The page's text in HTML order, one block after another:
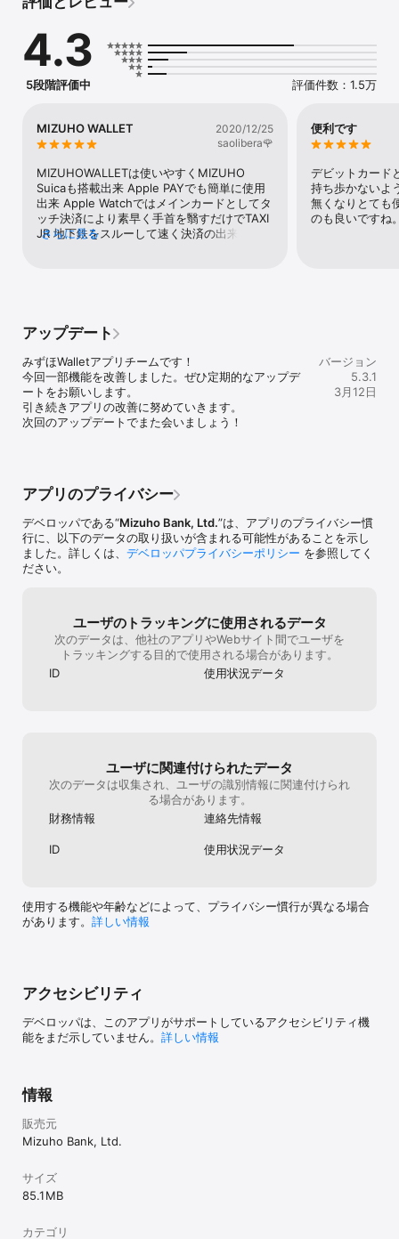
①自分に合った好きな支払方法が選べる
Smart Debit）、クレジット（みずほ楽天カード・楽天カード、みず
ほマイレージクラブカード／THE POINT）、J-Coin Payといった、
さまざまな支払方法がご利用いただけます。
また、Mizuho Suica、デビット（Smart Debit）なら、みずほ銀行
の口座があれば、すぐにご利用いたけます。
②口座の残高を確認しながら使える
チャージやお支払履歴を始め、口座の残高が確認できます。
■ご利用いただける方
【Mizuho Suica】
日本国内在住で満13歳以上、みずほ銀行に普通預金口座をお持ちの
個人のお客さま
【クレジット（みずほ楽天カード・楽天カード、みずほマイレージ
クラブカード／THE POINT）】
日本国内在住で満18歳以上（高校生を除く）、みずほ銀行に普通預
金口座をお持ちの個人のお客さま
【J-Coin Pay】
日本国内在住で個人のお客さま
す。
なお、Mizuho Suica、Smart Debitの発行は、別途みずほダイレク
トの契約が必要です。
【Mizuho Suica】
みずほWalletアプリをダウンロード後、口座情報を登録し、アプリ
内にバーチャルのMizuho Suicaを発行。発行したMizuho Suicaに
※Mizuho Suicaの発行会社は東日本旅客鉄道㈱です。
※チャージ（入金）限度額：20,000円
【デビット（みずほJCBデビット、Smart Debit）】
Touch IDで認証後、iPhoneやApple Watchをかざすだけで口座直結
のデビット払いができます。
【クレジット（みずほ楽天カード・楽天カード、みずほマイレージ
クラブカード／THE POINT】
ド・楽天カードまたはみずほマイレージクラブカード／THE POINT
Touch IDで認証後、iPhoneやApple Watchをかざすだけでお支払い
ができます。
全国のJ-Coinマークのあるお店でQRコードでお支払いができます。
■ご利用可能時間
【Mizuho Suica】
・平日…24時間
・土曜日…0時00分～22時00分
※土曜日22時00分～翌日曜日8時00分、および毎月第1、第4土曜日3
時00分～5時00分は利用できません。
お支払ご利用可能時間帯（日本時間）：24時間365日
4.3
5段階評価中 評価件数：1.5万
MIZUHO WALLET
2020/12/25
saolibera🌹
MIZUHOWALLETは使いやすくMIZUHO
Suicaも搭載出来 Apple PAYでも簡単に使用
出来 Apple Watchではメインカードとしてタ
ッチ決済により素早く手首を翳すだけでTAXI
JR 地下鉄をスルーして速く決済の出来る最も
利便性に富んだ私の1番のキャッスレスアプリ
です 何よりMIZUHO Debitを使えばキャッシ
ュバック頂けるのも嬉しい♡ Saori
さらに見る
便利です
デビットカード
持ち歩かないよ
無くなりとても
のも良いですね
アップデート
みずほWalletアプリチームです！
今回一部機能を改善しました。ぜひ定期的なアップデ
ートをお願いします。
引き続きアプリの改善に努めていきます。
次回のアップデートでまた会いましょう！
バージョン
5.3.1
3月12日
アプリのプライバシー
デベロッパである“Mizuho Bank, Ltd.”は、アプリのプライバシー慣
行に、以下のデータの取り扱いが含まれる可能性があることを示し
ました。詳しくは、 デベロッパプライバシーポリシー を参照してく
ださい。
ユーザのトラッキングに使用されるデータ
次のデータは、他社のアプリやWebサイト間でユーザを
トラッキングする目的で使用される場合があります。
ID
使用状況データ
ユーザに関連付けられたデータ
次のデータは収集され、ユーザの識別情報に関連付けられ
る場合があります。
財務情報
連絡先情報
ID 使用状況データ
使用する機能や年齢などによって、プライバシー慣行が異なる場合
があります。 詳しい情報
アクセシビリティ
デベロッパは、このアプリがサポートしているアクセシビリティ機
能をまだ示していません。 詳しい情報
情報
販売元
Mizuho Bank, Ltd.
サイズ
85.1 MB
カテゴリ